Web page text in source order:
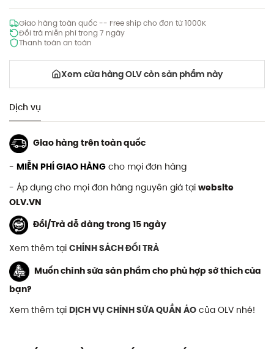
Giao hàng toàn quốc -- Free ship cho đơn từ 1000K
Đổi trả miễn phí trong 7 ngày
Thanh toán an toàn
Xem cửa hàng OLV còn sản phẩm này
Dịch vụ
Giao hàng trên toàn quốc
- MIỄN PHÍ GIAO HÀNG cho mọi đơn hàng
- Áp dụng cho mọi đơn hàng nguyên giá tại website
OLV.VN
Đổi/Trả dễ dàng trong 15 ngày
Xem thêm tại CHÍNH SÁCH ĐỔI TRẢ
Muốn chỉnh sửa sản phẩm cho phù hợp sở thích của
bạn?
Xem thêm tại DỊCH VỤ CHỈNH SỬA QUẦN ÁO của OLV nhé!